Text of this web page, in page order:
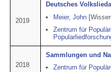
2019
Deutsches
Meier, John
Zentrum für
2018
Sammlungen und
Zentrum für